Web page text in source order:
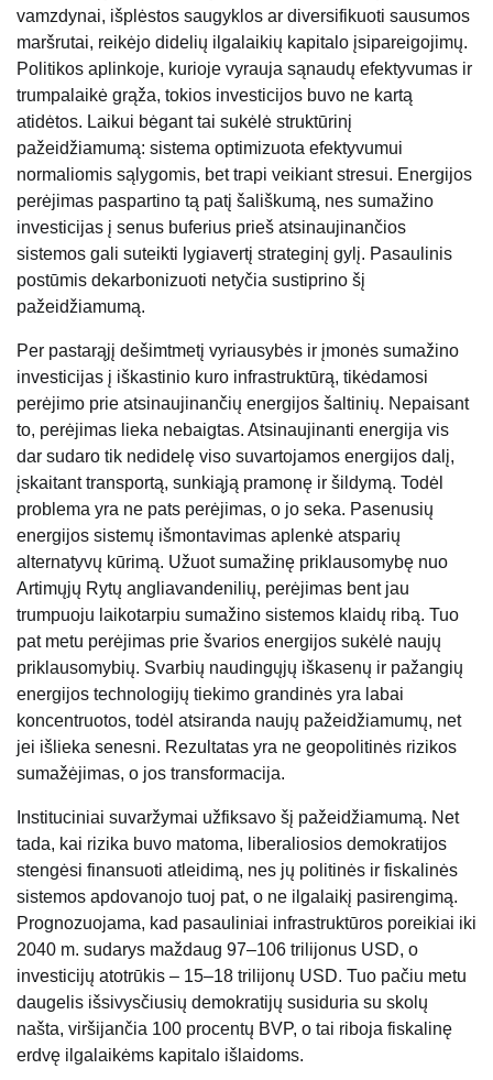
vamzdynai, išplėstos saugyklos ar diversifikuoti sausumos
maršrutai, reikėjo didelių ilgalaikių kapitalo įsipareigojimų.
Politikos aplinkoje, kurioje vyrauja sąnaudų efektyvumas ir
trumpalaikė grąža, tokios investicijos buvo ne kartą
atidėtos. Laikui bėgant tai sukėlė struktūrinį
pažeidžiamumą: sistema optimizuota efektyvumui
normaliomis sąlygomis, bet trapi veikiant stresui. Energijos
perėjimas paspartino tą patį šališkumą, nes sumažino
investicijas į senus buferius prieš atsinaujinančios
sistemos gali suteikti lygiavertį strateginį gylį. Pasaulinis
postūmis dekarbonizuoti netyčia sustiprino šį
pažeidžiamumą.
Per pastarąjį dešimtmetį vyriausybės ir įmonės sumažino
investicijas į iškastinio kuro infrastruktūrą, tikėdamosi
perėjimo prie atsinaujinančių energijos šaltinių. Nepaisant
to, perėjimas lieka nebaigtas. Atsinaujinanti energija vis
dar sudaro tik nedidelę viso suvartojamos energijos dalį,
įskaitant transportą, sunkiąją pramonę ir šildymą. Todėl
problema yra ne pats perėjimas, o jo seka. Pasenusių
energijos sistemų išmontavimas aplenkė atsparių
alternatyvų kūrimą. Užuot sumažinę priklausomybę nuo
Artimųjų Rytų angliavandenilių, perėjimas bent jau
trumpuoju laikotarpiu sumažino sistemos klaidų ribą. Tuo
pat metu perėjimas prie švarios energijos sukėlė naujų
priklausomybių. Svarbių naudingųjų iškasenų ir pažangių
energijos technologijų tiekimo grandinės yra labai
koncentruotos, todėl atsiranda naujų pažeidžiamumų, net
jei išlieka senesni. Rezultatas yra ne geopolitinės rizikos
sumažėjimas, o jos transformacija.
Instituciniai suvaržymai užfiksavo šį pažeidžiamumą. Net
tada, kai rizika buvo matoma, liberaliosios demokratijos
stengėsi finansuoti atleidimą, nes jų politinės ir fiskalinės
sistemos apdovanojo tuoj pat, o ne ilgalaikį pasirengimą.
Prognozuojama, kad pasauliniai infrastruktūros poreikiai iki
2040 m. sudarys maždaug 97–106 trilijonus USD, o
investicijų atotrūkis – 15–18 trilijonų USD. Tuo pačiu metu
daugelis išsivysčiusių demokratijų susiduria su skolų
našta, viršijančia 100 procentų BVP, o tai riboja fiskalinę
erdvę ilgalaikėms kapitalo išlaidoms.